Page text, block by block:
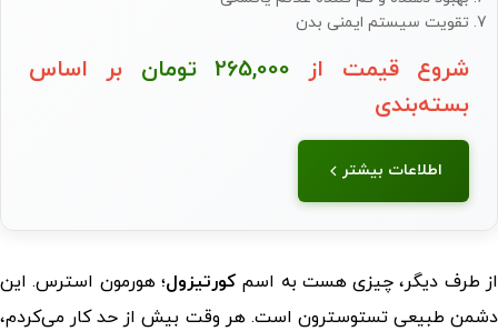
تقویت سیستم ایمنی بدن
شروع قیمت از 265,000 تومان بر اساس
بسته‌بندی
اطلاعات بیشتر
از طرف دیگر، چیزی هست به اسمکورتیزول؛ هورمون استرس. این
دشمن طبیعی تستوسترون است. هر وقت بیش از حد کار می‌کردم،